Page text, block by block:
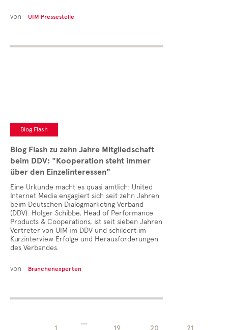
von UIM Pressestelle
Blog Flash
Blog Flash zu zehn Jahre Mitgliedschaft
beim DDV: "Kooperation steht immer
über den Einzelinteressen"
Eine Urkunde macht es quasi amtlich: United
Internet Media engagiert sich seit zehn Jahren
beim Deutschen Dialogmarketing Verband
(DDV). Holger Schibbe, Head of Performance
Products & Cooperations, ist seit sieben Jahren
Vertreter von UIM im DDV und schildert im
Kurzinterview Erfolge und Herausforderungen
des Verbandes.
von Branchenexperten
1
...
19 20 21